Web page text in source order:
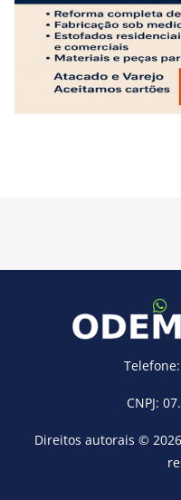
CNPJ:
Direitos autorais © 2026